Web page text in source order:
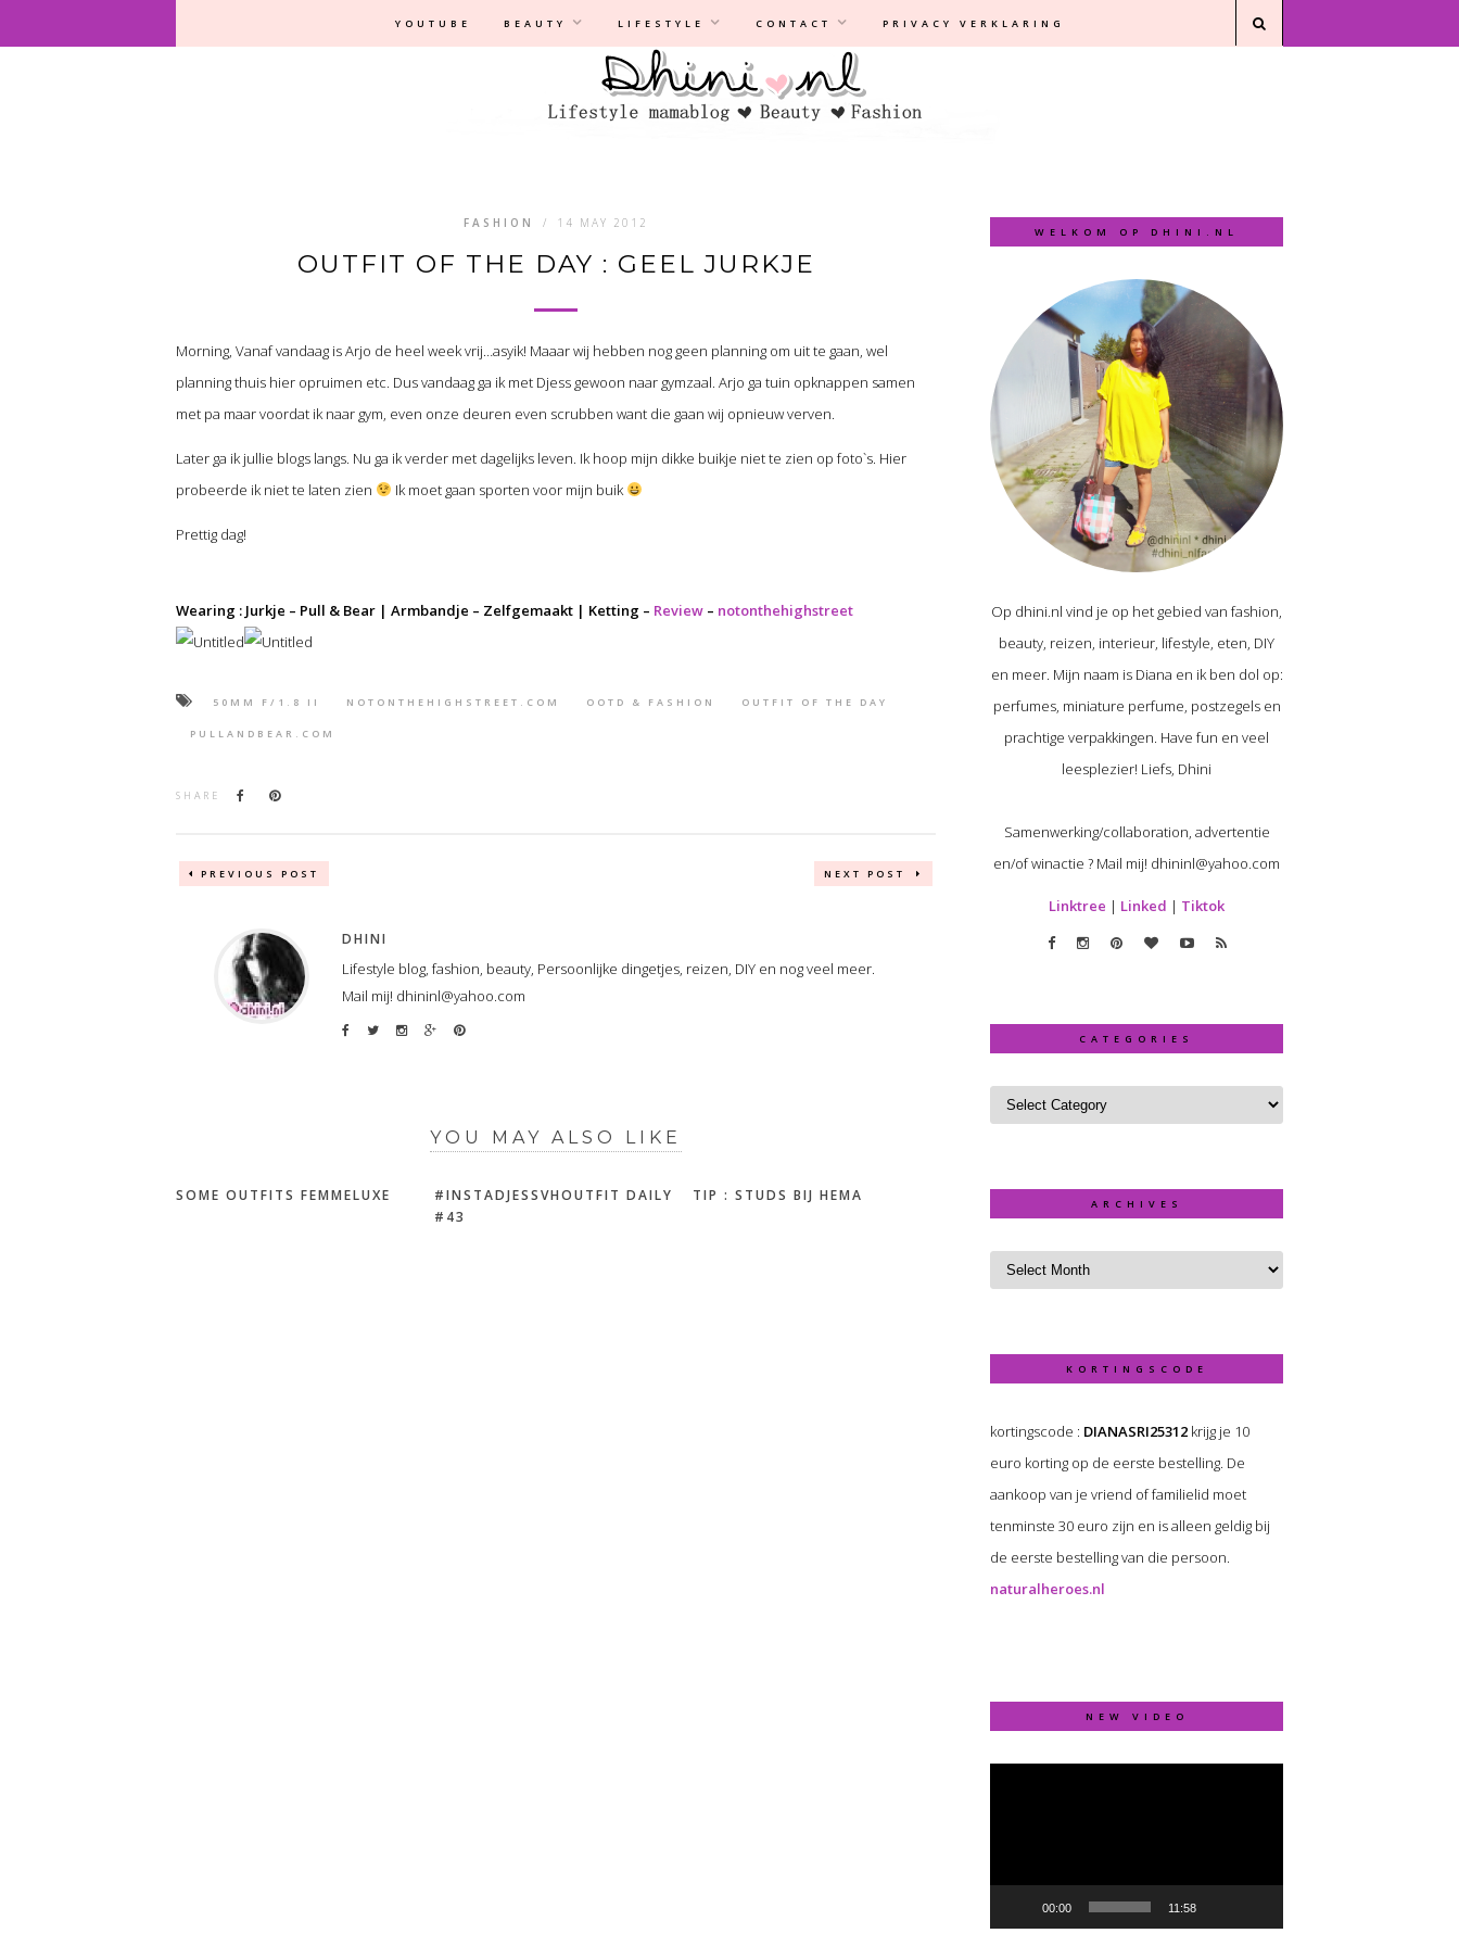
YOUTUBE BEAUTY LIFESTYLE CONTACT PRIVACY VERKLARING
Privacyverklaring |Disclaimer
FASHION / 14 MAY 2012
OUTFIT OF THE DAY : GEEL JURKJE
Morning, Vanaf vandaag is Arjo de heel week vrij…asyik! Maaar wij hebben nog geen planning om uit te gaan, wel
planning thuis hier opruimen etc. Dus vandaag ga ik met Djess gewoon naar gymzaal. Arjo ga tuin opknappen samen
met pa maar voordat ik naar gym, even onze deuren even scrubben want die gaan wij opnieuw verven.
Later ga ik jullie blogs langs. Nu ga ik verder met dagelijks leven. Ik hoop mijn dikke buikje niet te zien op foto`s. Hier
probeerde ik niet te laten zien
Ik moet gaan sporten voor mijn buik
Prettig dag!
Wearing : Jurkje – Pull & Bear | Armbandje – Zelfgemaakt | Ketting – Review – notonthehighstreet
50MM F/1.8 II NOTONTHEHIGHSTREET.COM OOTD & FASHION OUTFIT OF THE DAY
PULLANDBEAR.COM
SHARE
PREVIOUS POST NEXT POST
DHINI
Lifestyle blog, fashion, beauty, Persoonlijke dingetjes, reizen, DIY en nog veel meer.
Mail mij! dhininl@yahoo.com
YOU MAY ALSO LIKE
SOME OUTFITS FEMMELUXE
#INSTADJESSVHOUTFIT DAILY
#43
TIP : STUDS BIJ HEMA
WELKOM OP DHINI.NL
Op dhini.nl vind je op het gebied van fashion,
beauty, reizen, interieur, lifestyle, eten, DIY
en meer. Mijn naam is Diana en ik ben dol op:
perfumes, miniature perfume, postzegels en
prachtige verpakkingen. Have fun en veel
leesplezier! Liefs, Dhini
Samenwerking/collaboration, advertentie
en/of winactie ? Mail mij! dhininl@yahoo.com
Linktree | Linked | Tiktok
CATEGORIES
ARCHIVES
KORTINGSCODE
kortingscode : DIANASRI25312 krijg je 10
euro korting op de eerste bestelling. De
aankoop van je vriend of familielid moet
tenminste 30 euro zijn en is alleen geldig bij
de eerste bestelling van die persoon.
naturalheroes.nl
NEW VIDEO
Video
00:00 11:58